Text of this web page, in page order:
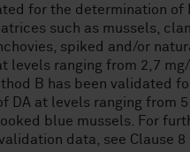
for the determination of
such as mussels,
spiked and/or
levels ranging from 2,7
B has been validated
DA at levels ranging from
blue mussels. For
data, see Clause 8